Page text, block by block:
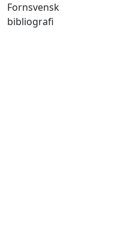
Fornsvensk
bibliografi